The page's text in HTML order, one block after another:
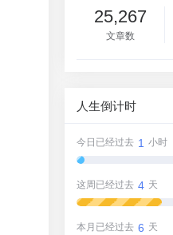
25,267
文章数
人生倒计时
今日已经过去 1 小时
这周已经过去 4 天
本月已经过去 6 天